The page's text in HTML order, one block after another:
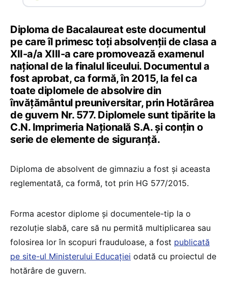
Diploma de Bacalaureat este documentul
pe care îl primesc toți absolvenții de clasa a
XII-a/a XIII-a care promovează examenul
național de la finalul liceului. Documentul a
fost aprobat, ca formă, în 2015, la fel ca
toate diplomele de absolvire din
învățământul preuniversitar, prin Hotărârea
de guvern Nr. 577. Diplomele sunt tipărite la
C.N. Imprimeria Națională S.A. și conțin o
serie de elemente de siguranță.
Diploma de absolvent de gimnaziu a fost și aceasta
reglementată, ca formă, tot prin HG 577/2015.
Forma acestor diplome și documentele-tip la o
rezoluție slabă, care să nu permită multiplicarea sau
folosirea lor în scopuri frauduloase, a fost publicată
pe site-ul Ministerului Educației odată cu proiectul de
hotărâre de guvern.